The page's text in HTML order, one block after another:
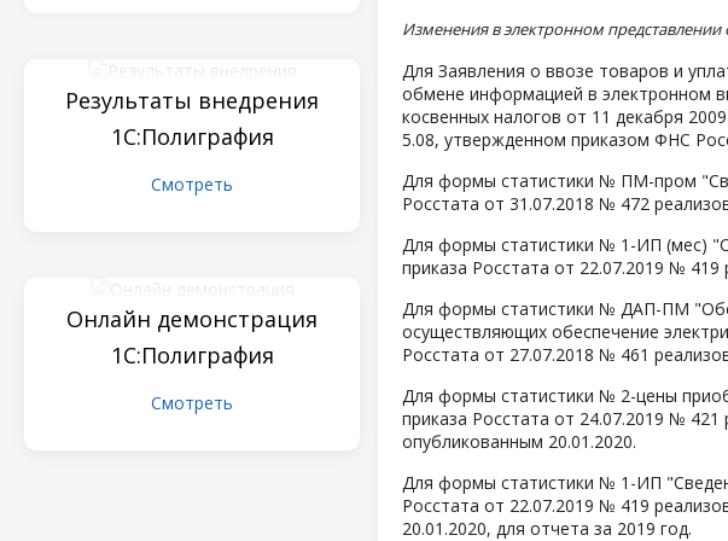
Результаты внедрения
1С:Полиграфия
Смотреть
Онлайн демонстрация
1С:Полиграфия
Смотреть
Изменения в электронном
Для Заявления о ввозе товаров и
обмене информацией в электронном
косвенных налогов от 11 декабря
5.08, утвержденном приказом ФНС
Для формы статистики № ПМ-пром
Росстата от 31.07.2018 № 472
Для формы статистики № 1-ИП (мес)
приказа Росстата от 22.07.2019 №
Для формы статистики № ДАП-ПМ
осуществляющих обеспечение
Росстата от 27.07.2018 № 461
Для формы статистики № 2-цены
приказа Росстата от 24.07.2019 №
опубликованным 20.01.2020.
Для формы статистики № 1-ИП
Росстата от 22.07.2019 № 419
20.01.2020, для отчета за 2019 год.